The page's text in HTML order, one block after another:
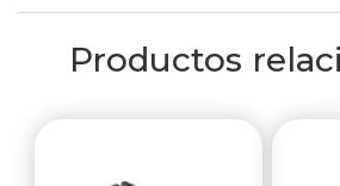
Productos